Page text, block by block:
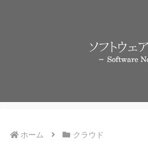
ホーム クラウド